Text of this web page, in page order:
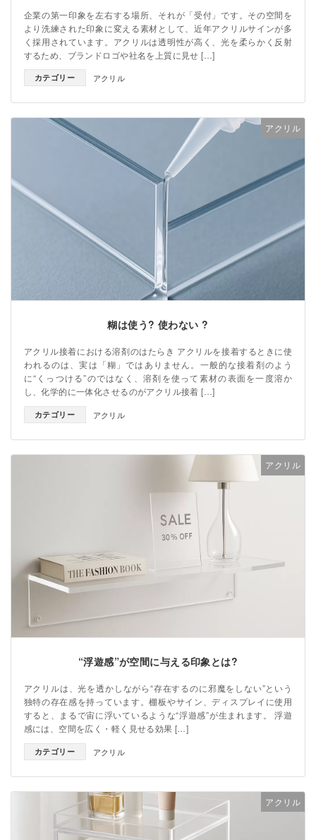
企業の第一印象を左右する場所、それが「受付」です。その空間を
より洗練された印象に変える素材として、近年アクリルサインが多
く採用されています。アクリルは透明性が高く、光を柔らかく反射
するため、ブランドロゴや社名を上質に見せ […]
カテゴリー アクリル
アクリル
糊は使う? 使わない ?
アクリル接着における溶剤のはたらき アクリルを接着するときに使
われるのは、実は「糊」ではありません。一般的な接着剤のよう
に“くっつける”のではなく、溶剤を使って素材の表面を一度溶か
し、化学的に一体化させるのがアクリル接着 […]
カテゴリー アクリル
アクリル
“浮遊感”が空間に与える印象とは?
アクリルは、光を透かしながら“存在するのに邪魔をしない”という
独特の存在感を持っています。棚板やサイン、ディスプレイに使用
すると、まるで宙に浮いているような“浮遊感”が生まれます。 浮遊
感には、空間を広く・軽く見せる効果 […]
カテゴリー アクリル
アクリル